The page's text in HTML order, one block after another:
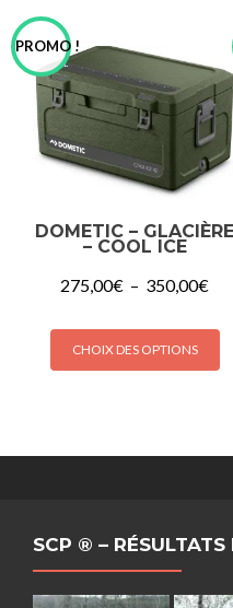
PROMO !
DOMETIC – GLACIÈRE
– COOL ICE
275,00€ – 350,00€
prix
à
CHOIX DES OPTIONS
Ce
SCP ® – RÉSULTATS